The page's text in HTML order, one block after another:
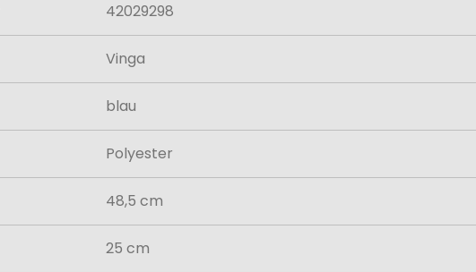
42029298
Vinga
blau
Polyester
48,5 cm
25 cm